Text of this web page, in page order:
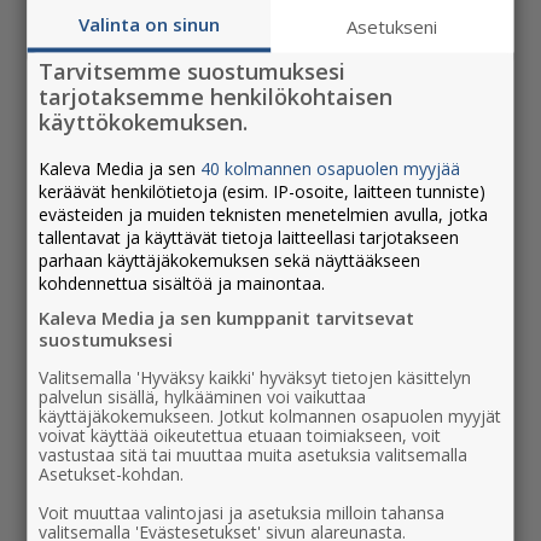
lokakuuta julkaistavien videoiden myötä.
Kasvun paikka tiimi – Colleqium:
Jyrki Paananen, Annariitta Nousiainen, Mari
Jauhola, Petri Pesonen, Ville Toriseva
Katso yhteystiedot
Kasvun paikka -tuotanto
Toimittaja:Jani Halme
Kuvaaja:Petri Vilén /Pro Ratas
Leikkaus ja editointi:Johanna Viren /Pro
Ratas
AD:Taru Staudinger /Työnalle
Valinta on sinun Asetukseni
Tarvitsemme suostumuksesi
tarjotaksemme henkilökohtaisen
käyttökokemuksen.
Kaleva Media ja sen 40 kolmannen osapuolen myyjää
keräävät henkilötietoja (esim. IP-osoite, laitteen tunniste)
evästeiden ja muiden teknisten menetelmien avulla, jotka
tallentavat ja käyttävät tietoja laitteellasi tarjotakseen
parhaan käyttäjäkokemuksen sekä näyttääkseen
kohdennettua sisältöä ja mainontaa.
Kaleva Media ja sen kumppanit tarvitsevat
suostumuksesi
Valitsemalla 'Hyväksy kaikki' hyväksyt tietojen käsittelyn
palvelun sisällä, hylkääminen voi vaikuttaa
käyttäjäkokemukseen. Jotkut kolmannen osapuolen myyjät
voivat käyttää oikeutettua etuaan toimiakseen, voit
vastustaa sitä tai muuttaa muita asetuksia valitsemalla
Asetukset-kohdan.
Voit muuttaa valintojasi ja asetuksia milloin tahansa
valitsemalla 'Evästesetukset' sivun alareunasta.